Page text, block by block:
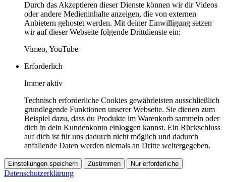
Durch das Akzeptieren dieser Dienste können wir dir Videos
oder andere Medieninhalte anzeigen, die von externen
Anbietern gehostet werden. Mit deiner Einwilligung setzen
wir auf dieser Webseite folgende Drittdienste ein:
Vimeo, YouTube
Erforderlich
Immer aktiv
Technisch erforderliche Cookies gewährleisten ausschließlich
grundlegende Funktionen unserer Webseite. Sie dienen zum
Beispiel dazu, dass du Produkte im Warenkorb sammeln oder
dich in dein Kundenkonto einloggen kannst. Ein Rückschluss
auf dich ist für uns dadurch nicht möglich und dadurch
anfallende Daten werden niemals an Dritte weitergegeben.
Einstellungen speichern Zustimmen Nur erforderliche
Datenschutzerklärung